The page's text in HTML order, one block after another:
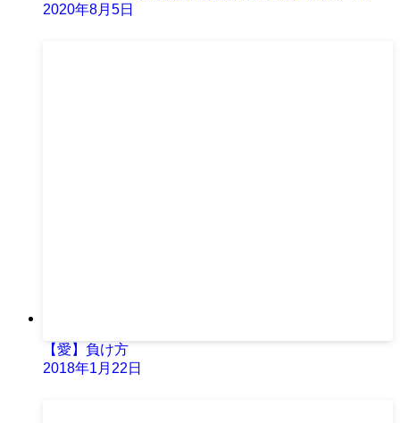
2020年8月5日
【愛】負け方
2018年1月22日